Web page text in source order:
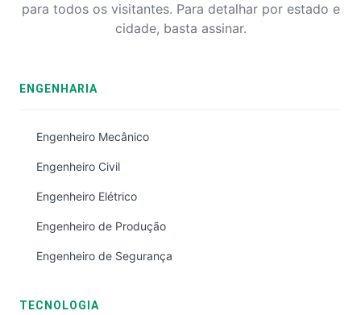
para todos os visitantes. Para detalhar por estado e
cidade, basta assinar.
ENGENHARIA
Engenheiro Mecânico
Engenheiro Civil
Engenheiro Elétrico
Engenheiro de Produção
Engenheiro de Segurança
TECNOLOGIA